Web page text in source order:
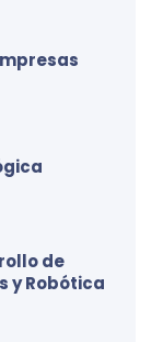
0de
y Robótica